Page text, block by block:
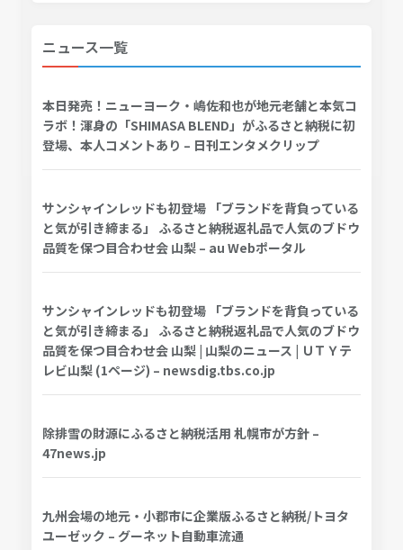
ニュース一覧
本日発売！ニューヨーク・嶋佐和也が地元老舗と本気コ
ラボ！渾身の「SHIMASA BLEND」がふるさと納税に初
登場、本人コメントあり – 日刊エンタメクリップ
サンシャインレッドも初登場 「ブランドを背負っている
と気が引き締まる」 ふるさと納税返礼品で人気のブドウ
品質を保つ目合わせ会 山梨 – au Webポータル
サンシャインレッドも初登場 「ブランドを背負っている
と気が引き締まる」 ふるさと納税返礼品で人気のブドウ
品質を保つ目合わせ会 山梨 | 山梨のニュース | ＵＴＹテ
レビ山梨 (1ページ) – newsdig.tbs.co.jp
除排雪の財源にふるさと納税活用 札幌市が方針 –
47news.jp
九州会場の地元・小郡市に企業版ふるさと納税/トヨタ
ユーゼック – グーネット自動車流通